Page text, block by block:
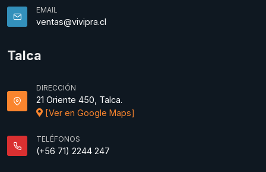
EMAIL
ventas@vivipra.cl
Talca
DIRECCIÓN
21 Oriente 450, Talca.
[Ver en Google Maps]
TELÉFONOS
(+56 71) 2244 247